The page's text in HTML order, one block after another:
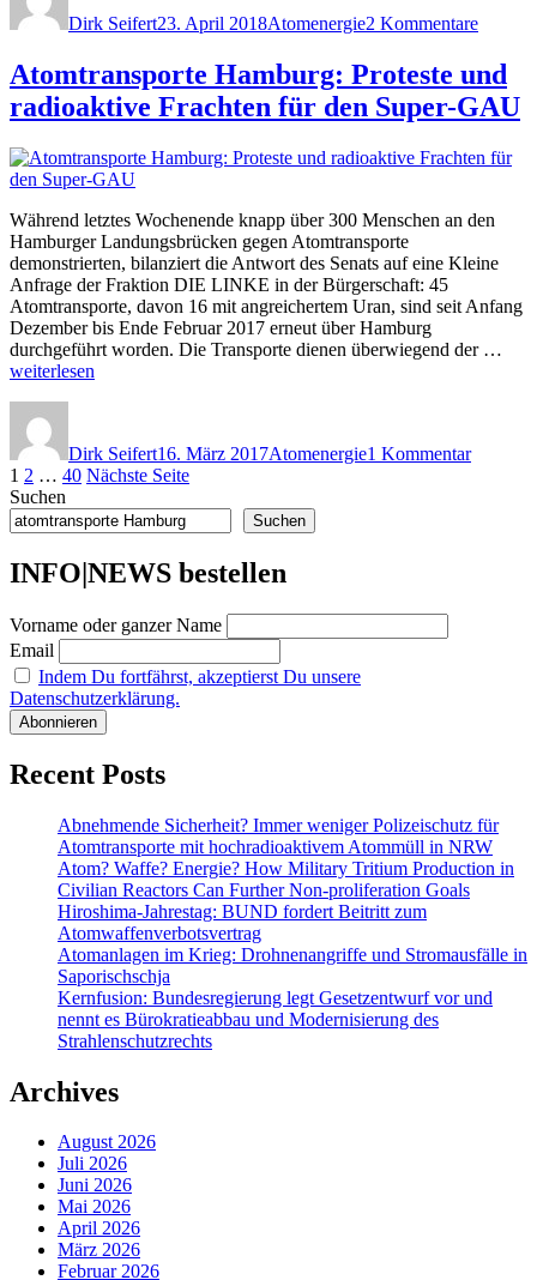
aber
internationale
Uran-
Drehscheibe“
Dirk Seifert23. April 2018Atomenergie2 Kommentare
aber
weiter
Uran-
Atomtransporte Hamburg: Proteste und
radioaktive Frachten für den Super-GAU
Während letztes Wochenende knapp über 300 Menschen an den
Hamburger Landungsbrücken gegen Atomtransporte
demonstrierten, bilanziert die Antwort des Senats auf eine Kleine
Anfrage der Fraktion DIE LINKE in der Bürgerschaft: 45
Atomtransporte, davon 16 mit angreichertem Uran, sind seit Anfang
Dezember bis Ende Februar 2017 erneut über Hamburg
durchgeführt worden. Die Transporte dienen überwiegend der …
weiterlesen
Dirk Seifert16. März 2017Atomenergie1 Kommentar
Seitennummerierung
der
Beiträge
Seite
1 Seite
2 … Seite
40 Nächste Seite
Suchen
Suchen
INFO|NEWS bestellen
Vorname oder ganzer Name
Email
Indem Du fortfährst, akzeptierst Du unsere
Datenschutzerklärung.
Recent Posts
Abnehmende Sicherheit? Immer weniger Polizeischutz für
Atomtransporte mit hochradioaktivem Atommüll in NRW
Atom? Waffe? Energie? How Military Tritium Production in
Civilian Reactors Can Further Non-proliferation Goals
Hiroshima-Jahrestag: BUND fordert Beitritt zum
Atomwaffenverbotsvertrag
Atomanlagen im Krieg: Drohnenangriffe und Stromausfälle in
Saporischschja
Kernfusion: Bundesregierung legt Gesetzentwurf vor und
nennt es Bürokratieabbau und Modernisierung des
Strahlenschutzrechts
Archives
August 2026
Juli 2026
Juni 2026
Mai 2026
April 2026
März 2026
Februar 2026